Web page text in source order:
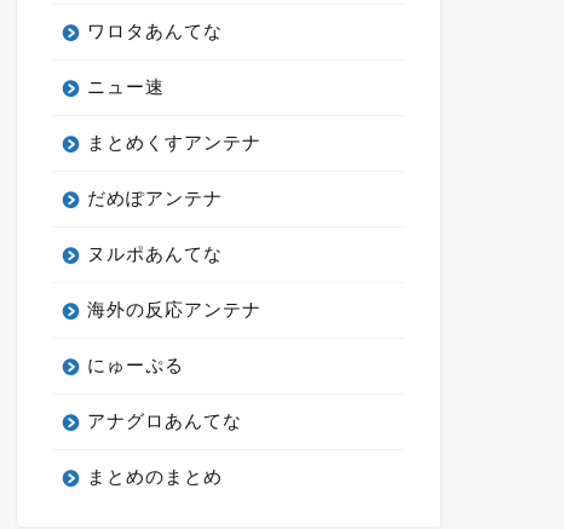
ワロタあんてな
ニュー速
まとめくすアンテナ
だめぽアンテナ
ヌルポあんてな
海外の反応アンテナ
にゅーぷる
アナグロあんてな
まとめのまとめ